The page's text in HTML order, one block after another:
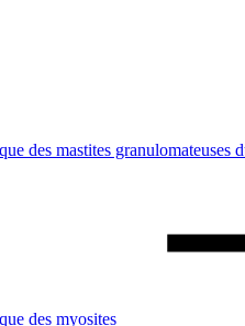
des mastites granulomateuses
des myosites